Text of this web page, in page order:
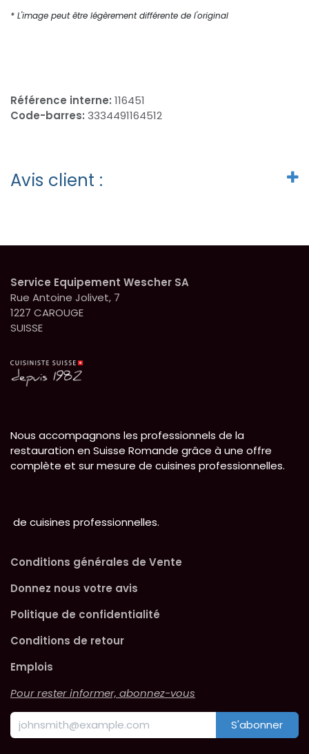
* L'image peut être légèrement différente de l'original
Référence interne: 116451
Code-barres: 3334491164512
Avis client :
Service Equipement Wescher SA
Rue Antoine Jolivet, 7
1227 CAROUGE
SUISSE
Nous accompagnons les professionnels de la
restauration en Suisse Romande grâce à une offre
complète et sur mesure de cuisines professionnelles.
de cuisines professionnelles.
Conditions générales de Vente
Donnez nous votre avis
Politique de confidentialité
Conditions de retour
Emplois
Pour rester informer, abonnez-vous
S'abonner